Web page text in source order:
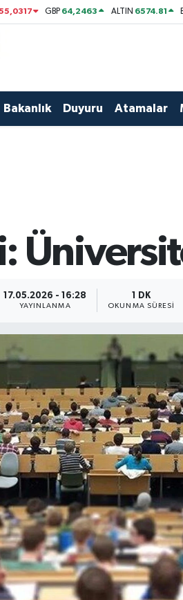
GBP 64,2463 ALTIN 6574.81
Bakanlık Duyuru Atamalar
17.05.2026 - 16:28
YAYINLANMA
1 DK
OKUNMA SÜRESI